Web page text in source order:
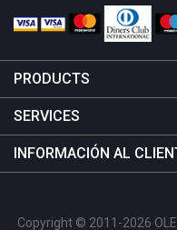
PRODUCTS
SERVICES
INFORMACIÓN AL
Copyright © 2011-2026